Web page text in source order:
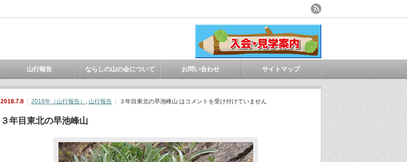
山行報告 ならしの山の会について お問い合わせ サイトマップ
2018.7.8 2018年（山行報告） , 山行報告 ３年目東北の早池峰山 はコメントを受け付けていません
３年目東北の早池峰山